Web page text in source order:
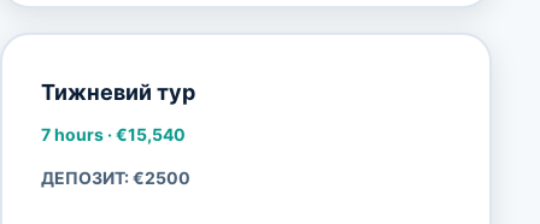
Тижневий тур
7 hours·€15,540
ДЕПОЗИТ: €2500